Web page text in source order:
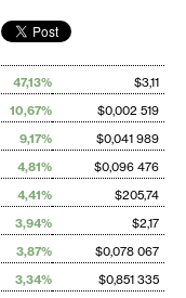
47,13%
$3,11
10,67%
$0,002 519
9,17%
$0,041 989
4,81%
$0,096 476
4,41%
$205,74
3,94%
$2,17
3,87%
$0,078 067
3,34%
$0,851 335